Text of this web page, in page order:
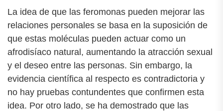
La idea de que las feromonas pueden mejorar las
relaciones personales se basa en la suposición de
que estas moléculas pueden actuar como un
afrodisíaco natural, aumentando la atracción sexual
y el deseo entre las personas. Sin embargo, la
evidencia científica al respecto es contradictoria y
no hay pruebas contundentes que confirmen esta
idea. Por otro lado, se ha demostrado que las